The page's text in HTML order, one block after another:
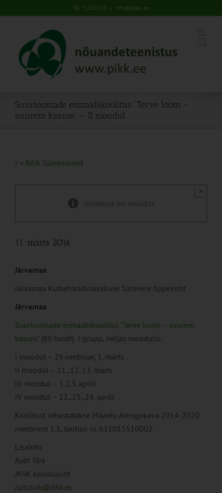
to
Tel: 5201078 | info@pikk.ee
Suurloomade esmaabikoolitus “Terve loom –
suurem kasum” – II moodul
« Kõik Sündmused
sündmus on möödas
×
11. märts 2016
Järvamaa
Järvamaa Kutsehariduskeskuse Särevere õppekoht
Järvamaa
Suurloomade esmaabikoolitus "Terve loom – suurem
kasum" (80 tundi) I grupp, neljas moodulis.
I moodul – 29.veebruar, 1. märts
II moodul – 11.,12. 13. märts
III moodul – 1.2.3. aprill
IV moodul – 22.,23.,24. aprill
Koolitust rahastatakse Maaelu Arengukava 2014-2020
meetmest 1.1, taotlus nr. 611015510002.
Lisainfo
Ruth Türk
JKHK koolitusjuht
ruth.turk@jkhk.ee